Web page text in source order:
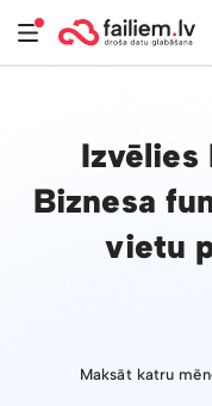
Izvēlies
Biznesa
vietu
Maksāt katru